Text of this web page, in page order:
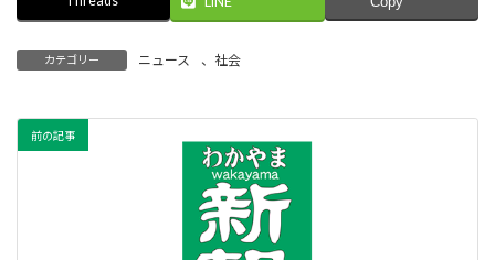
カテゴリー ニュース 、 社会
前の記事